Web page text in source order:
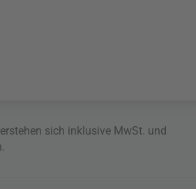
sich inklusive MwSt. und